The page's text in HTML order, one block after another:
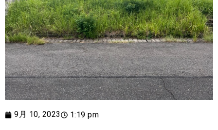
9月 10, 2023 1:19 pm